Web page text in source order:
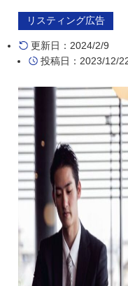
リスティング広告
更新日：2024/2/9
投稿日：2023/12/